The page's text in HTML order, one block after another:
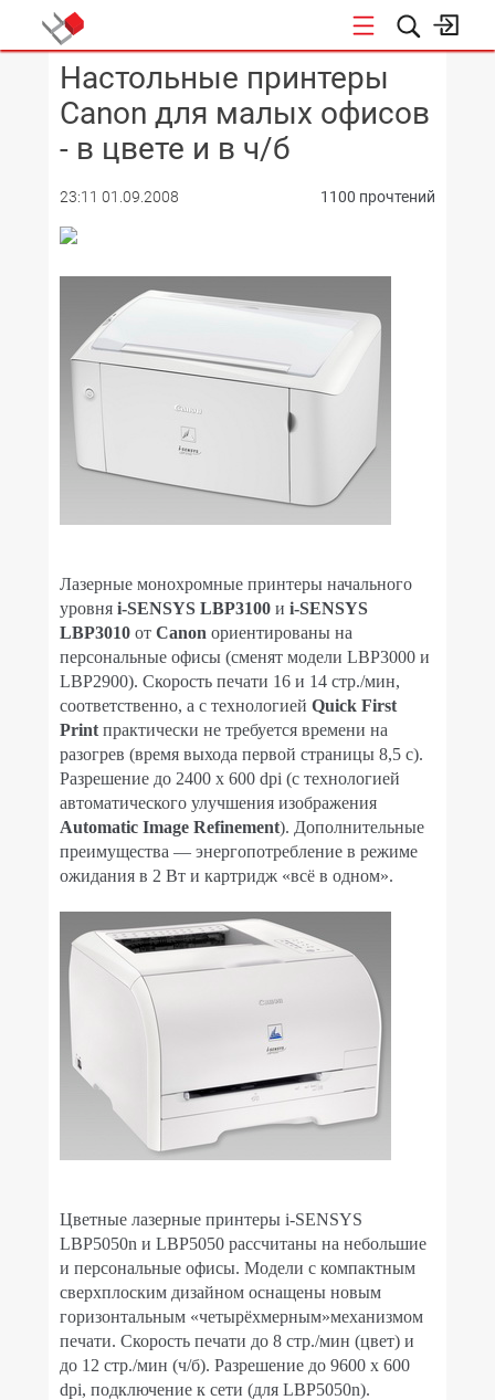
КОНФЕРЕНЦИИ
Настольные принтеры
Canon для малых офисов
- в цвете и в ч/б
23:11 01.09.2008 1100 прочтений
Лазерные монохромные принтеры начального
уровня i-SENSYS LBP3100 и i-SENSYS
LBP3010 от Canon ориентированы на
персональные офисы (сменят модели LBP3000 и
LBP2900). Скорость печати 16 и 14 стр./мин,
соответственно, а с технологией Quick First
Print практически не требуется времени на
разогрев (время выхода первой страницы 8,5 с).
Разрешение до 2400 x 600 dpi (с технологией
автоматического улучшения изображения
Automatic Image Refinement). Дополнительные
преимущества — энергопотребление в режиме
ожидания в 2 Вт и картридж «всё в одном».
Цветные лазерные принтеры i-SENSYS
LBP5050n и LBP5050 рассчитаны на небольшие
и персональные офисы. Модели с компактным
сверхплоским дизайном оснащены новым
горизонтальным «четырёхмерным»механизмом
печати. Скорость печати до 8 стр./мин (цвет) и
до 12 стр./мин (ч/б). Разрешение до 9600 x 600
dpi, подключение к сети (для LBP5050n).